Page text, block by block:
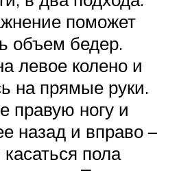
поможет
объем бедер.
левое колено и
на прямые руки.
правую ногу и
назад и вправо –
пола